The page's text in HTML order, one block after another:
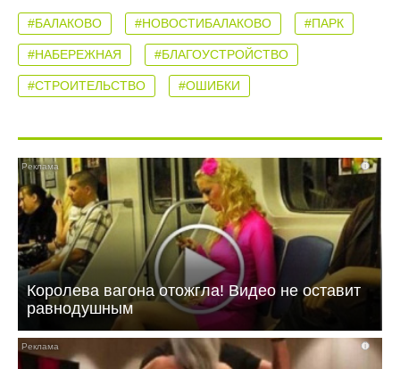
#БАЛАКОВО #НОВОСТИБАЛАКОВО #ПАРК
#НАБЕРЕЖНАЯ #БЛАГОУСТРОЙСТВО
#СТРОИТЕЛЬСТВО #ОШИБКИ
i
Королева вагона отожгла! Видео не оставит
равнодушным
i